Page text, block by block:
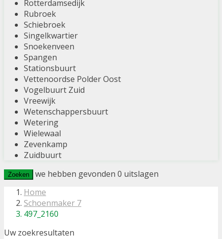
Rotterdamsedijk
Rubroek
Schiebroek
Singelkwartier
Snoekenveen
Spangen
Stationsbuurt
Vettenoordse Polder Oost
Vogelbuurt Zuid
Vreewijk
Wetenschappersbuurt
Wetering
Wielewaal
Zevenkamp
Zuidbuurt
Zoeken we hebben gevonden 0 uitslagen
Home
Schoenmaker 7
497_2160
Uw zoekresultaten